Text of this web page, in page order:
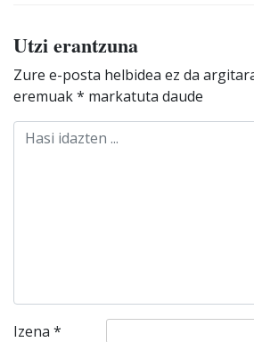
Utzi erantzuna
Zure e-posta helbidea ez da
eremuak* markatuta daude
Izena *